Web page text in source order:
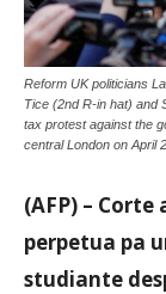
Reform UK politicians
Tice (2nd R-in hat) and
tax protest against the
central London on April
(AFP) –
perpetua pa
studiante